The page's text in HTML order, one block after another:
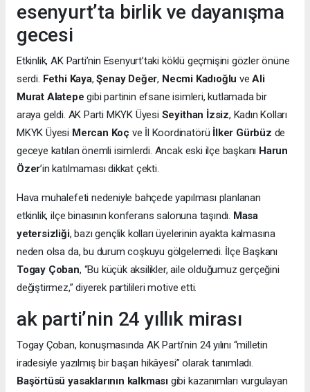
esenyurt’ta birlik ve dayanışma
gecesi
Etkinlik, AK Parti’nin Esenyurt’taki köklü geçmişini gözler önüne
serdi. Fethi Kaya,Şenay Değer, Necmi Kadıoğlu veAli
Murat Alatepe gibi partinin efsane isimleri, kutlamada bir
araya geldi. AK Parti MKYK Üyesi Seyithan İzsiz, Kadın Kolları
MKYK Üyesi Mercan Koç ve İl Koordinatörü İlker Gürbüz de
geceye katılan önemli isimlerdi. Ancak eski ilçe başkanı Harun
Özer’in katılmaması dikkat çekti.
Hava muhalefeti nedeniyle bahçede yapılması planlanan
etkinlik, ilçe binasının konferans salonuna taşındı. Masa
yetersizliği, bazı gençlik kolları üyelerinin ayakta kalmasına
neden olsa da, bu durum coşkuyu gölgelemedi. İlçe Başkanı
Togay Çoban, “Bu küçük aksilikler, aile olduğumuz gerçeğini
değiştirmez,” diyerek partilileri motive etti.
ak parti’nin 24 yıllık mirası
Togay Çoban, konuşmasında AK Parti’nin 24 yılını “milletin
iradesiyle yazılmış bir başarı hikâyesi” olarak tanımladı.
Başörtüsü yasaklarının kalkması gibi kazanımları vurgulayan